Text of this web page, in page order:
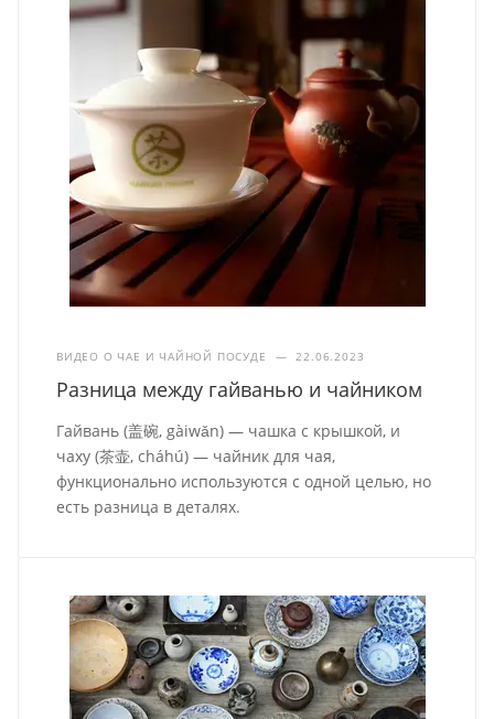
ВИДЕО О ЧАЕ И ЧАЙНОЙ ПОСУДЕ — 22.06.2023
Разница между гайванью и чайником
Гайвань (盖碗, gàiwǎn) — чашка с крышкой, и
чаху (茶壶, cháhú) — чайник для чая,
функционально используются с одной целью, но
есть разница в деталях.